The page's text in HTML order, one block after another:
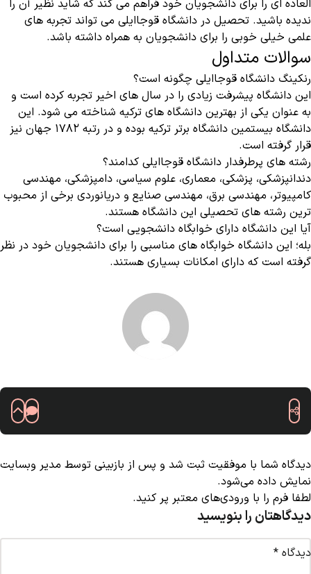
العاده ای را برای دانشجویان خود فراهم می کند که شاید نظیر آن را
ندیده باشید. تحصیل در دانشگاه قوجاایلی می تواند تجربه های
علمی خیلی خوبی را برای دانشجویان به همراه داشته باشد.
سوالات متداول
رنکینگ دانشگاه قوجاایلی چگونه است؟
این دانشگاه پیشرفت زیادی را در سال های اخیر تجربه کرده است و
به عنوان یکی از بهترین دانشگاه های ترکیه شناخته می شود. این
دانشگاه بیستمین دانشگاه برتر ترکیه بوده و در رتبه ۱۷۸۲ جهان نیز
قرار گرفته است.
رشته های پرطرفدار دانشگاه قوجاایلی کدامند؟
دندانپزشکی، پزشکی، معماری، علوم سیاسی، دامپزشکی، مهندسی
کامپیوتر، مهندسی برق، مهندسی صنایع و دریانوردی برخی از محبوب
ترین رشته های تحصیلی این دانشگاه هستند.
آیا این دانشگاه دارای خوابگاه دانشجویی است؟
بله؛ این دانشگاه خوابگاه های مناسبی را برای دانشجویان خود در نظر
گرفته است که دارای امکانات بسیاری هستند.
دیدگاه شما با موفقیت ثبت شد و پس از بازبینی توسط مدیر وبسایت
نمایش داده می‌شود.
لطفا فرم را با ورودی‌های معتبر پر کنید.
دیدگاهتان را بنویسید
دیدگاه *